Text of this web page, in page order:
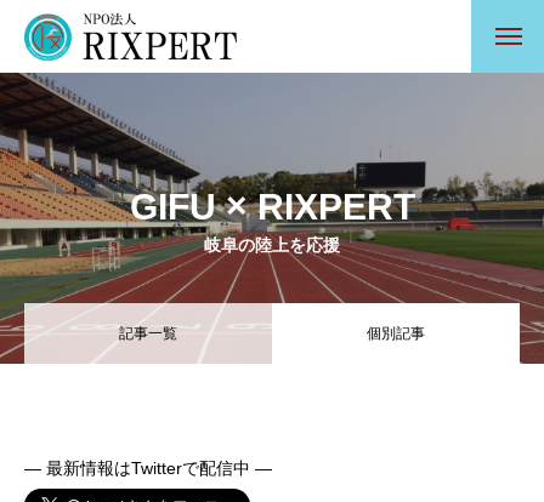
GIFU × RIXPERT
岐阜の陸上を応援
記事一覧 個別記事
— 最新情報はTwitterで配信中 —